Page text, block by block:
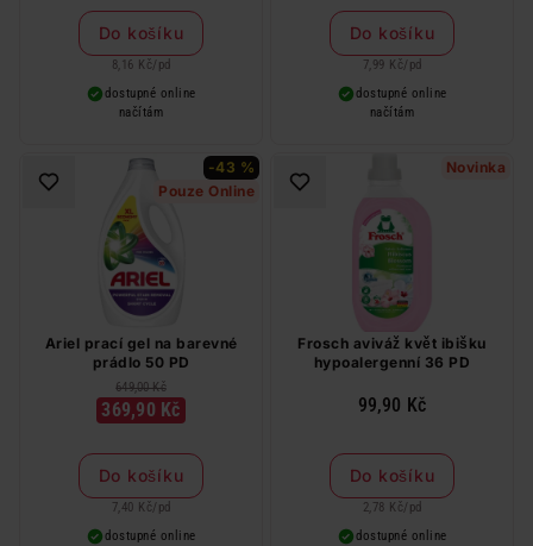
Do košíku
8,16 Kč/ pd
dostupné online
načítám
Do košíku
7,99 Kč/ pd
dostupné online
načítám
-43 %
Pouze Online
Ariel prací gel na barevné
prádlo 50 PD
649,00 Kč
369,90 Kč
Do košíku
7,40 Kč/ pd
dostupné online
Novinka
Frosch aviváž květ ibišku
hypoalergenní 36 PD
99,90 Kč
Do košíku
2,78 Kč/ pd
dostupné online